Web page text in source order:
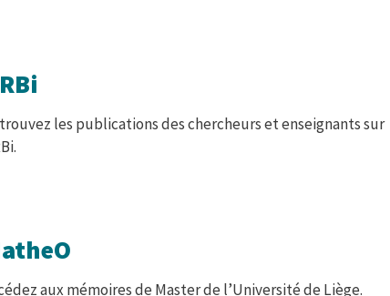
les publications des chercheurs et enseignants sur
aux mémoires de Master de l’Université de Liège.